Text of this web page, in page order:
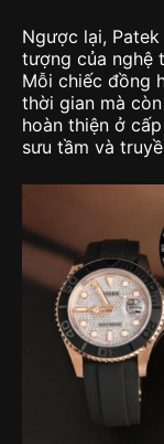
Ngược lại,
tượng của nghệ
Mỗi chiếc đồng
thời gian mà
hoàn thiện ở
sưu tầm và